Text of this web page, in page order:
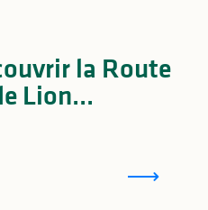
la Route
Lion...